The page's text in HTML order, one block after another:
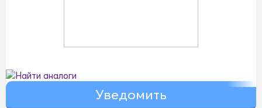
Найти аналоги